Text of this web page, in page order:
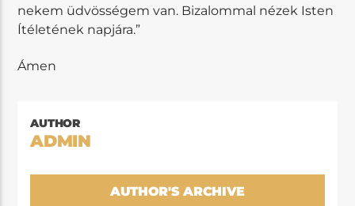
nekem üdvösségem van. Bizalommal nézek Isten
Ítéletének napjára.”
Ámen
AUTHOR
ADMIN
AUTHOR'S ARCHIVE